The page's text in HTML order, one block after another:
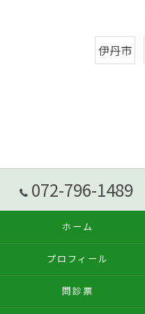
伊丹市
072-796-1489
ホーム
プロフィール
問診票